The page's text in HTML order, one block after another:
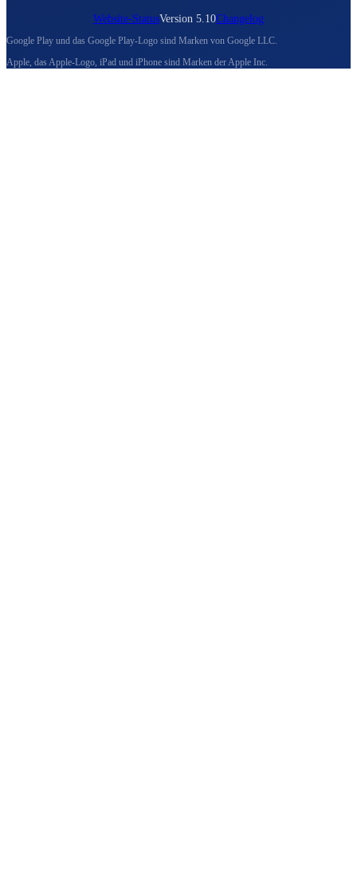
Website-StatusVersion 5.10Changelog
Google Play und das Google Play-Logo sind Marken von Google LLC.
Apple, das Apple-Logo, iPad und iPhone sind Marken der Apple Inc.